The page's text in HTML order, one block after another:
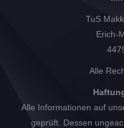
TuS
Erich-
Alle
Alle Informationen auf
geprüft. Dessen